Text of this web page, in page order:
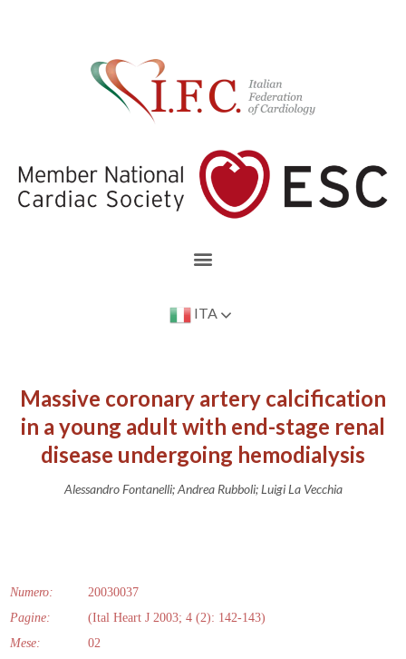
ITA
Massive coronary artery calcification
in a young adult with end-stage renal
disease undergoing hemodialysis
Alessandro Fontanelli; Andrea Rubboli; Luigi La Vecchia
Numero:
20030037
Pagine:
(Ital Heart J 2003; 4 (2): 142-143)
Mese:
02